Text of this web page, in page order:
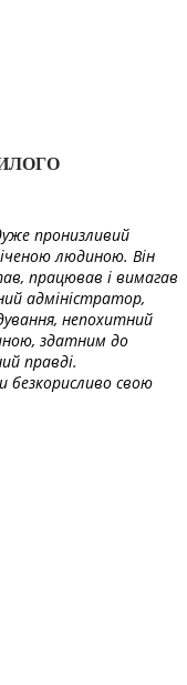
пронизливий
людиною. Він
працював і вимагав
адміністратор,
непохитний
здатним до
правді.
безкорисливо свою